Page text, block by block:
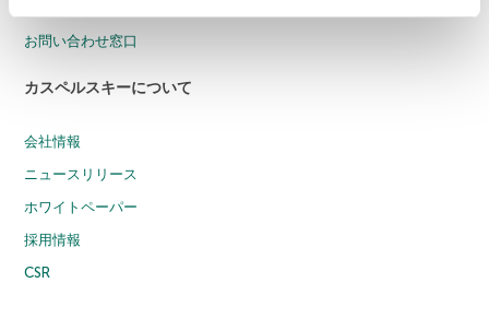
お問い合わせ窓口
カスペルスキーについて
会社情報
ニュースリリース
ホワイトペーパー
採用情報
CSR